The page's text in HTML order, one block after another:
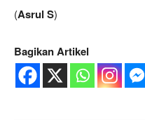
(Asrul S)
Bagikan Artikel